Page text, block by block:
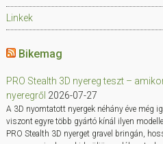
Linkek
Bikemag
PRO Stealth 3D nyereg teszt –
nyeregről 2026-07-27
A 3D nyomtatott nyergek néhány éve még
viszont egyre több gyártó kínál ilyen
PRO Stealth 3D nyerget gravel bringán,